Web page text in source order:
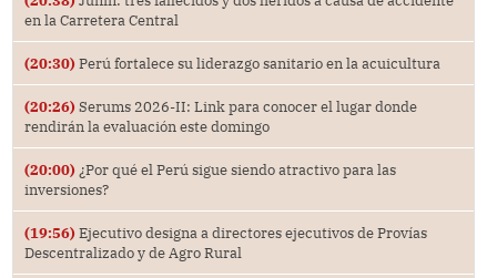
en la Carretera Central
(20:30) Perú fortalece su liderazgo sanitario en la acuicultura
(20:26) Serums 2026-II: Link para conocer el lugar donde
rendirán la evaluación este domingo
(20:00) ¿Por qué el Perú sigue siendo atractivo para las
inversiones?
(19:56) Ejecutivo designa a directores ejecutivos de Provías
Descentralizado y de Agro Rural